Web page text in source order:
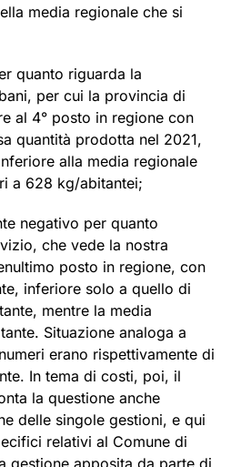
media regionale che si
quanto riguarda la
per cui la provincia di
al 4° posto in regione con
quantità prodotta nel 2021,
alla media regionale
a 628 kg/abitantei;
negativo per quanto
che vede la nostra
posto in regione, con
inferiore solo a quello di
mentre la media
Situazione analoga a
erano rispettivamente di
In tema di costi, poi, il
la questione anche
delle singole gestioni, e qui
relativi al Comune di
gestione apposita da parte di